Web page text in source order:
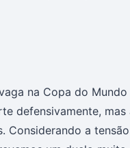
na Copa do
defensivamente,
Considerando a